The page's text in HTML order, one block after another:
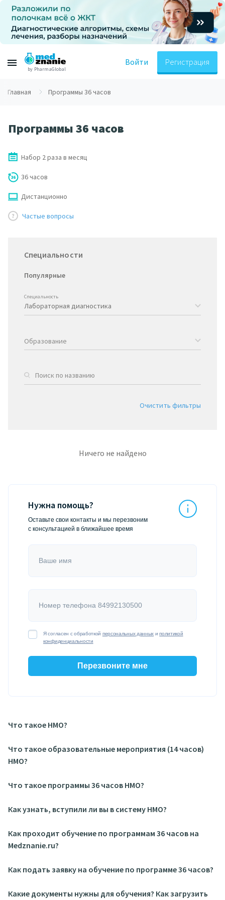
by PharmaGlobal
Войти Регистрация
Главная Программы 36 часов
Программы 36 часов
Набор 2 раза в месяц
36 часов
Дистанционно
Частые вопросы
Специальности
Популярные
Специальность
Образование
Очистить фильтры
Ничего не найдено
Нужна помощь?
Оставьте свои контакты и мы перезвоним
с консультацией в ближайшее время
Ваше имя
Номер телефона 84992130500
Я согласен с обработкой персональных данных иполитикой
конфиденциальности
Перезвоните мне
Что такое НМО?
Что такое образовательные мероприятия (14 часов)
НМО?
Что такое программы 36 часов НМО?
Как узнать, вступили ли вы в систему НМО?
Как проходит обучение по программам 36 часов на
Medznanie.ru?
Как подать заявку на обучение по программе 36 часов?
Какие документы нужны для обучения? Как загрузить